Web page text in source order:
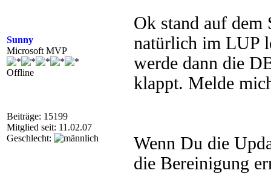
Sunny
Microsoft MVP
Offline
Beiträge: 15199
Mitglied seit: 11.02.07
Geschlecht:
Ok stand auf dem
natürlich im LUP
werde dann die
klappt. Melde
Wenn Du die
die Bereinigung